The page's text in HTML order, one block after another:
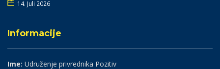
14. Juli 2026
Informacije
Ime: Udruženje privrednika Pozitiv